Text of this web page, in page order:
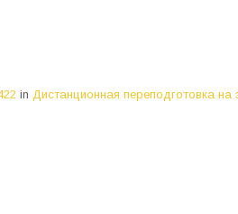
in Дистанционная переподготовка на